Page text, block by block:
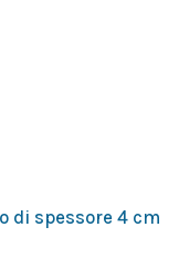
di spessore 4 cm